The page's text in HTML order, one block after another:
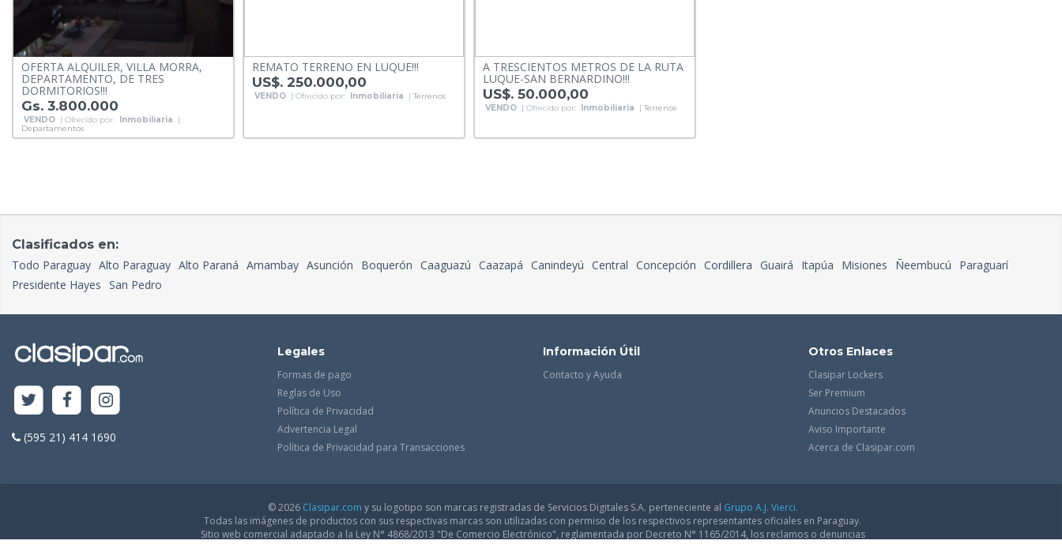
OFERTA ALQUILER, VILLA MORRA,
DEPARTAMENTO, DE TRES
DORMITORIOS!!!
Gs. 3.800.000
VENDO | Ofrecido por: Inmobiliaria
|
Departamentos
REMATO TERRENO EN LUQUE!!!
US$. 250.000,00
VENDO | Ofrecido por: Inmobiliaria | Terrenos
A TRESCIENTOS METROS DE LA RUTA
LUQUE-SAN BERNARDINO!!!
US$. 50.000,00
VENDO | Ofrecido por: Inmobiliaria | Terrenos
Clasificados en:
Todo Paraguay Alto Paraguay Alto Paraná Amambay Asunción Boquerón Caaguazú Caazapá Canindeyú Central Concepción Cordillera Guairá Itapúa Misiones Ñeembucú
Paraguarí
Presidente Hayes San Pedro
(595 21) 414 1690
Legales
Formas de pago
Reglas de Uso
Política de Privacidad
Advertencia Legal
Política de Privacidad para Transacciones
Información Útil
Contacto y Ayuda
Otros Enlaces
Clasipar Lockers
Ser Premium
Anuncios Destacados
Aviso Importante
Acerca de Clasipar.com
© 2026 Clasipar.com y su logotipo son marcas registradas de Servicios Digitales S.A. perteneciente al Grupo A.J. Vierci.
Todas las imágenes de productos con sus respectivas marcas son utilizadas con permiso de los respectivos representantes oficiales en Paraguay.
Sitio web comercial adaptado a la Ley N° 4868/2013 "De Comercio Electrónico", reglamentada por Decreto N° 1165/2014, los reclamos o denuncias